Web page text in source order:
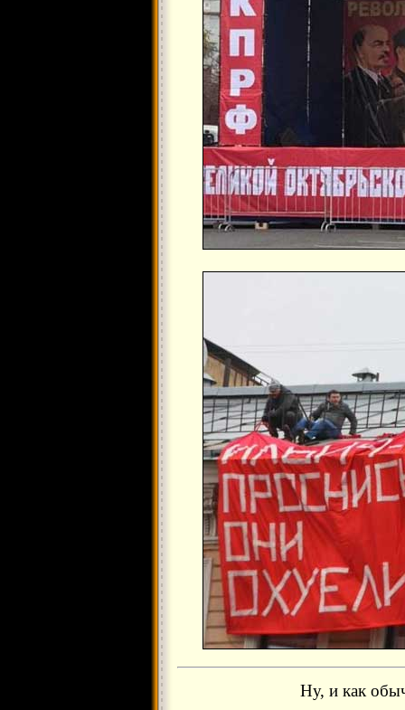
Ну, и как